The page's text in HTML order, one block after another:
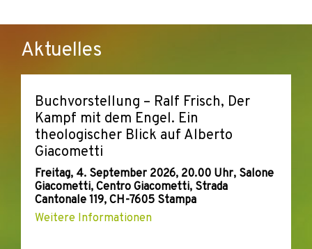
Aktuelles
Buchvorstellung – Ralf Frisch, Der
Kampf mit dem Engel. Ein
theologischer Blick auf Alberto
Giacometti
Freitag, 4. September 2026, 20.00 Uhr, Salone
Giacometti, Centro Giacometti, Strada
Cantonale 119, CH-7605 Stampa
Weitere Informationen